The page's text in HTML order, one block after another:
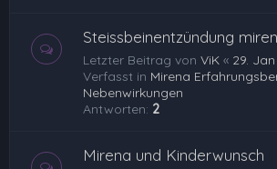
Steissbeinentzündung
Letzter Beitrag von ViK « 29.
Verfasst in Mirena
Nebenwirkungen
Antworten: 2
Mirena und Kinderwunsch